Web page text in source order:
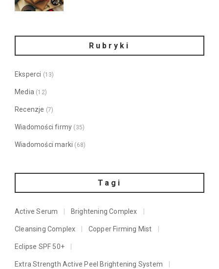
Rubryki
Eksperci (13)
Media (12)
Recenzje (7)
Wiadomości firmy (35)
Wiadomości marki (68)
Tagi
Active Serum Brightening Complex
Cleansing Complex Copper Firming Mist
Eclipse SPF 50+
Extra Strength Active Peel Brightening System